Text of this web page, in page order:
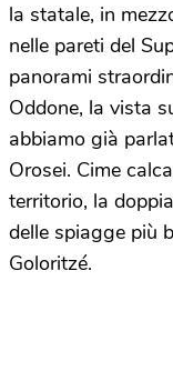
la statale, in
nelle pareti del
panorami
Oddone, la vista
abbiamo già
Orosei. Cime
territorio, la
delle spiagge più
Goloritzé.